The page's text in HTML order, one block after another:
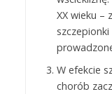
XX wieku –
W efekcie
chorób